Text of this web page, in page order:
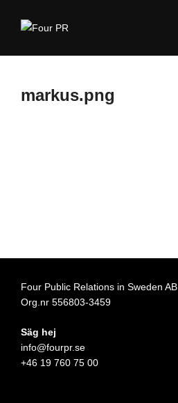
markus.png
Four Public Relations in Sweden AB
Org.nr 556803-3459
Säg hej
info@fourpr.se
+46 19 760 75 00